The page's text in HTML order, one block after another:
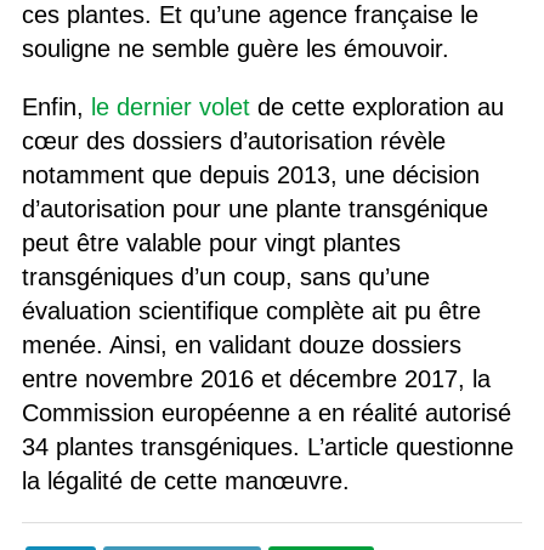
ces plantes. Et qu’une agence française le
souligne ne semble guère les émouvoir.
Enfin, le dernier voletde cette exploration au
cœur des dossiers d’autorisation révèle
notamment que depuis 2013, une décision
d’autorisation pour une plante transgénique
peut être valable pour vingt plantes
transgéniques d’un coup, sans qu’une
évaluation scientifique complète ait pu être
menée. Ainsi, en validant douze dossiers
entre novembre 2016 et décembre 2017, la
Commission européenne a en réalité autorisé
34 plantes transgéniques. L’article questionne
la légalité de cette manœuvre.